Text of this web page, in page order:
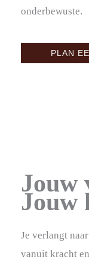
onderbewuste.
PLAN
Jouw
Jouw
Je verlangt
vanuit kracht